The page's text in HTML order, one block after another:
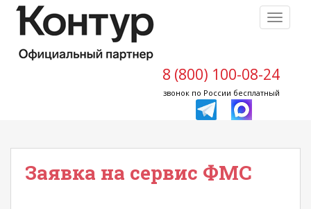
8 (800) 100-08-24
звонок по России бесплатный
Заявка на сервис ФМС